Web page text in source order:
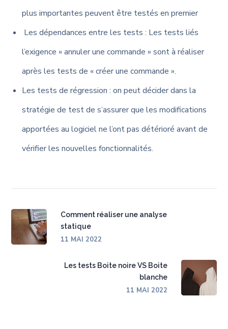
plus importantes peuvent être testés en premier
Les dépendances entre les tests : Les tests liés
l’exigence « annuler une commande » sont à réaliser
après les tests de « créer une commande ».
Les tests de régression : on peut décider dans la
stratégie de test de s’assurer que les modifications
apportées au logiciel ne l’ont pas détérioré avant de
vérifier les nouvelles fonctionnalités.
Comment réaliser une analyse
statique
11 MAI 2022
Les tests Boite noire VS Boite
blanche
11 MAI 2022